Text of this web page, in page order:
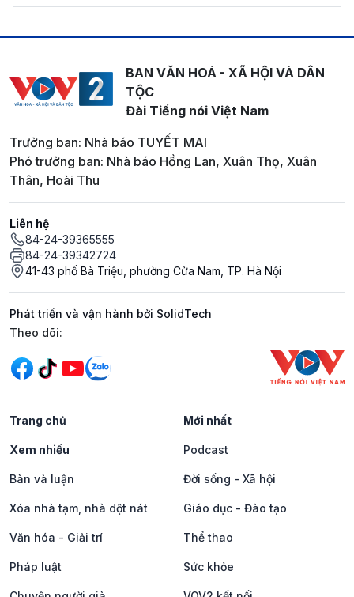
BAN VĂN HOÁ - XÃ HỘI VÀ DÂN
TỘC
Đài Tiếng nói Việt Nam
Trưởng ban: Nhà báo TUYẾT MAI
Phó trưởng ban: Nhà báo Hồng Lan, Xuân Thọ, Xuân
Thân, Hoài Thu
Liên hệ
84-24-39365555
84-24-39342724
41-43 phố Bà Triệu, phường Cửa Nam, TP. Hà Nội
Phát triển và vận hành bởi SolidTech
Mạng xã hội
Theo dõi:
Trang chủ Mới nhất
Xem nhiều Podcast
Bàn và luận Đời sống - Xã hội
Xóa nhà tạm, nhà dột nát Giáo dục - Đào tạo
Văn hóa - Giải trí Thể thao
Pháp luật Sức khỏe